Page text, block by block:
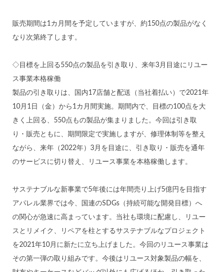
販売期間は1カ月間を予定していますが、約150点の製品がなく
なり次第終了します。
◇目標を上回る550点の製品を引き取り、来年3月目途にリユー
ス事業本格稼働
製品の引き取りは、国内17店舗と配送（当社着払い）で2021年
10月1日（金）から1カ月間実施。期間内で、目標の100点を大
きく上回る、550点もの製品が集まりました。今回は引き取
り・販売ともに、期間限定で実施しますが、修理体制等を整え
ながら、来年（2022年）3月を目途に、引き取り・販売を通年
のサービスに切り替え、リユース事業を本格稼働します。
サステナブルな新事業で5年後には年間売り上げ5億円を目指す
アパレル業界では今、国連のSDGs（持続可能な開発目標）へ
の関心が急速に高まっています。当社も環境に配慮し、リユー
スとリメイク、リペアを柱とするサステナブルなプロジェクト
を2021年10月に新たに立ち上げました。今回のリユース事業は
その第一弾の取り組みです。今後はリユース対象製品の幅を、